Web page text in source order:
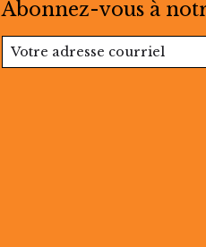
Abonnez-vous à